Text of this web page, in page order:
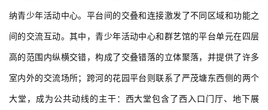
纳青少年活动中心。平台间的交叠和连接激发了不同区域和功能之
间的交流互动。其中，青少年活动中心和群艺馆的平台单元在四层
高的范围内纵横交错，构成了交叠错落的立体聚落，并提供了许多
室内外的交流场所；跨河的花园平台则联系了严茂塘东西侧的两个
大堂，成为公共动线的主干：西大堂包含了西入口门厅、地下展